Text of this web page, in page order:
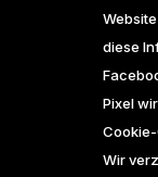
diese
Pixel
Wir